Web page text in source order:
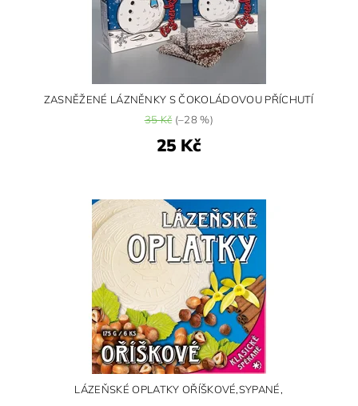
ZASNĚŽENÉ LÁZNĚNKY S ČOKOLÁDOVOU PŘÍCHUTÍ
35 Kč(–28 %)
25 Kč
LÁZEŇSKÉ OPLATKY OŘÍŠKOVÉ,SYPANÉ,